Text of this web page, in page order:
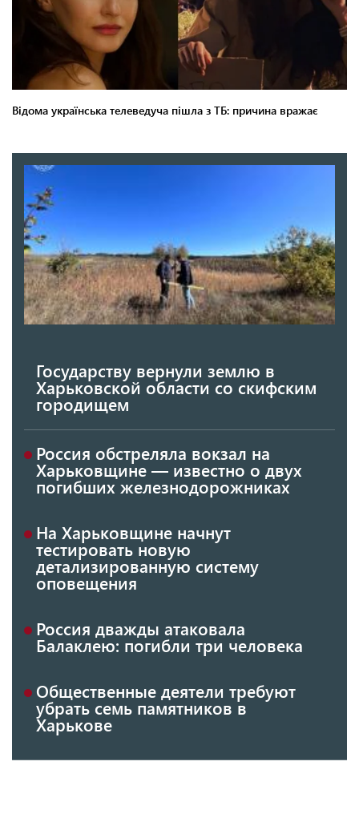
Государству вернули землю в
Харьковской области со скифским
городищем
Россия обстреляла вокзал на
Харьковщине — известно о двух
погибших железнодорожниках
На Харьковщине начнут
тестировать новую
детализированную систему
оповещения
Россия дважды атаковала
Балаклею: погибли три человека
Общественные деятели требуют
убрать семь памятников в
Харькове